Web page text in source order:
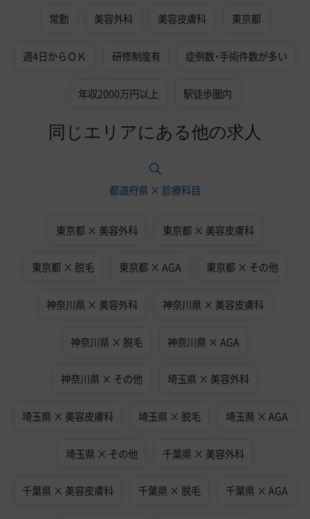
常勤 美容外科 美容皮膚科 東京都
週4日からＯＫ 研修制度有 症例数・手術件数が多い
年収2000万円以上 駅徒歩圏内
同じエリアにある他の求人
都道府県 × 診療科目
東京都 × 美容外科 東京都 × 美容皮膚科
東京都 × 脱毛 東京都 × AGA 東京都 × その他
神奈川県 × 美容外科 神奈川県 × 美容皮膚科
神奈川県 × 脱毛 神奈川県 × AGA
神奈川県 × その他 埼玉県 × 美容外科
埼玉県 × 美容皮膚科 埼玉県 × 脱毛 埼玉県 × AGA
埼玉県 × その他 千葉県 × 美容外科
千葉県 × 美容皮膚科 千葉県 × 脱毛 千葉県 × AGA